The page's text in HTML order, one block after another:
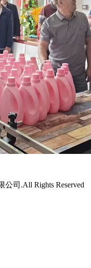
司.All Rights Reserved